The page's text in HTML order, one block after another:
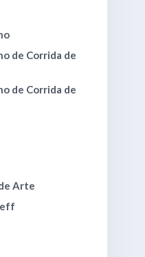
de Corrida de
de Corrida de
Arte